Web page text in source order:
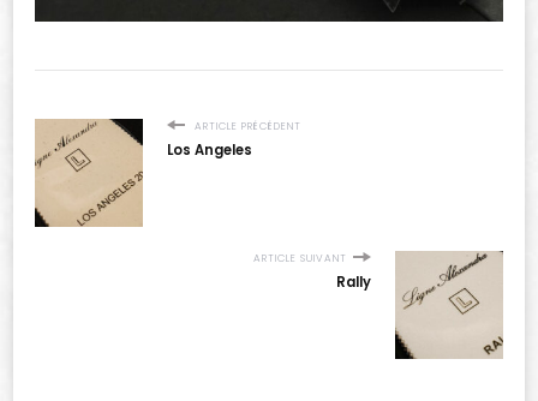
ARTICLE PRÉCÉDENT
Los Angeles
ARTICLE SUIVANT
Rally